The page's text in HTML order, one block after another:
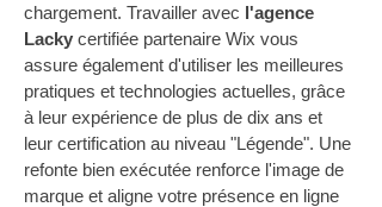
chargement. Travailler avec l'agence
Lacky certifiée partenaire Wix vous
assure également d'utiliser les meilleures
pratiques et technologies actuelles, grâce
à leur expérience de plus de dix ans et
leur certification au niveau "Légende". Une
refonte bien exécutée renforce l'image de
marque et aligne votre présence en ligne